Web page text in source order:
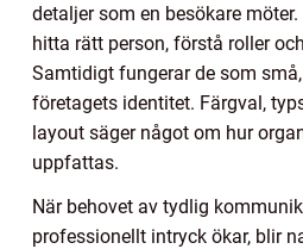
detaljer som en besökare
hitta rätt person, förstå roller
Samtidigt fungerar de som
företagets identitet. Färgval,
layout säger något om hur
uppfattas.
När behovet av tydlig
professionellt intryck ökar, blir